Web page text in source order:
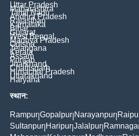
Uttar Pradesh
Maharashtra
Tamil Nadu
Andhra Pradesh
Rajasthan
Karnataka
Bihar
Gujarat
West Bengal
Madhya Pradesh
Odisha
Telangana
Kerala
Assam
Punjab
Jharkhand
Chattisgarh
Himachal Pradesh
Uttarakhand
Haryana
स्थान:
Rampur Gopalpur Narayanpur
Sultanpur Haripur Jalalpur